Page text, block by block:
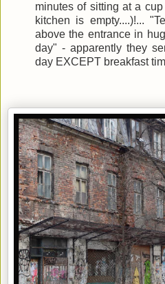
minutes of sitting at a
kitchen is empty....)!...
above the entrance in
day" - apparently they
day EXCEPT breakfast